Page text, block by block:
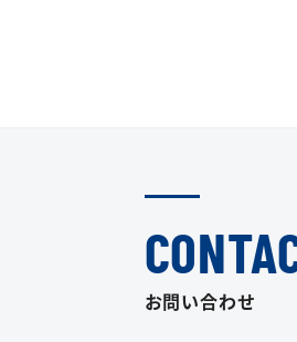
お問い合わせ